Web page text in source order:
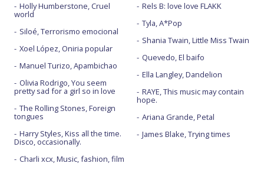
Holly Humberstone, Cruel
world
Siloé, Terrorismo emocional
Xoel López, Oniria popular
Manuel Turizo, Apambichao
Olivia Rodrigo, You seem
pretty sad for a girl so in love
The Rolling Stones, Foreign
tongues
Harry Styles, Kiss all the time.
Disco, occasionally.
Charli xcx, Music, fashion, film
Rels B: love love FLAKK
Tyla, A*Pop
Shania Twain, Little Miss Twain
Quevedo, El baifo
Ella Langley, Dandelion
RAYE, This music may contain
hope.
Ariana Grande, Petal
James Blake, Trying times